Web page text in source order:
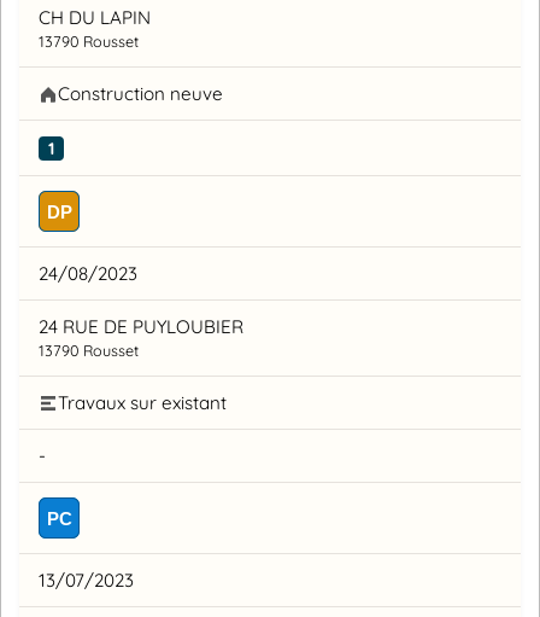
CH DU LAPIN
13790 Rousset
Construction neuve
1
DP
24/08/2023
24 RUE DE PUYLOUBIER
13790 Rousset
Travaux sur existant
-
PC
13/07/2023